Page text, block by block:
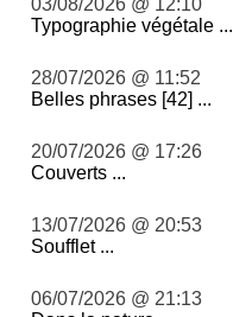
03/08/2026 @ 12:10
Typographie végétale ...
28/07/2026 @ 11:52
Belles phrases [42] ...
20/07/2026 @ 17:26
Couverts ...
13/07/2026 @ 20:53
Soufflet ...
06/07/2026 @ 21:13